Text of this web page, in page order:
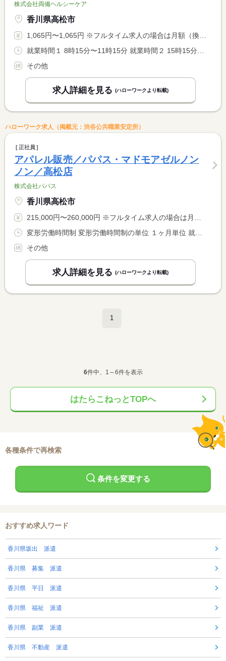
株式会社両備ヘルシーケア
香川県高松市
1,065円〜1,065円 ※フルタイム求人の場合は月額（換算額）、パート求人の場合は時間額を表示しています。
その他
求人詳細を見る (ハローワークより転載)
ハローワーク求人（掲載元：渋谷公共職業安定所）
正社員
アパレル販売／パパス・マドモアゼルノン
ノン／高松店
株式会社パパス
香川県高松市
215,000円〜260,000円 ※フルタイム求人の場合は月額（換算額）、パート求人の場合は時間額を表示しています。
その他
求人詳細を見る (ハローワークより転載)
1
6件中、1～6件を表示
はたらこねっとTOPへ
各種条件で再検索
条件を変更する
おすすめ求人ワード
香川県坂出 派遣
香川県 募集 派遣
香川県 平日 派遣
香川県 福祉 派遣
香川県 副業 派遣
香川県 不動産 派遣